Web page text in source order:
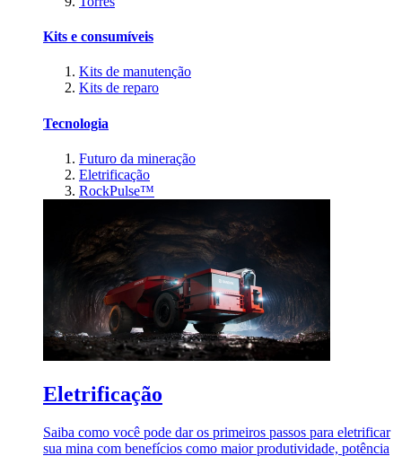
Kits e consumíveis
Kits de manutenção
Kits de reparo
Tecnologia
Futuro da mineração
Eletrificação
RockPulse™
Eletrificação
Saiba como você pode dar os primeiros passos para eletrificar
sua mina com benefícios como maior produtividade, potência